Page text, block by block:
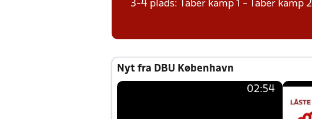
3-4 plads: Taber kamp 1 - Taber kamp 2
Nyt fra DBU København
02:54